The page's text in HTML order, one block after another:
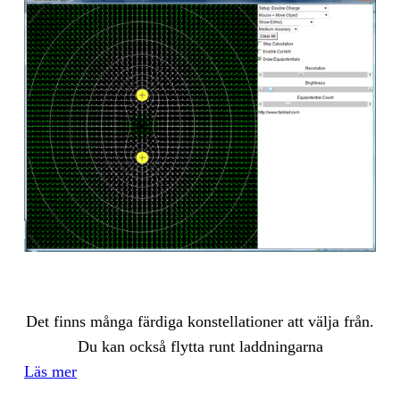
Det finns många fär­di­ga kon­stel­la­tio­ner att väl­ja från.
Du kan ock­så flyt­ta runt ladd­ning­ar­na
Läs mer